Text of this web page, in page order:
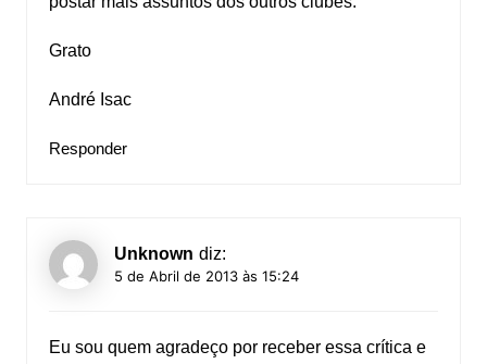
Grato
André Isac
Responder
Unknown diz:
5 de Abril de 2013 às 15:24
Eu sou quem agradeço por receber essa crítica e